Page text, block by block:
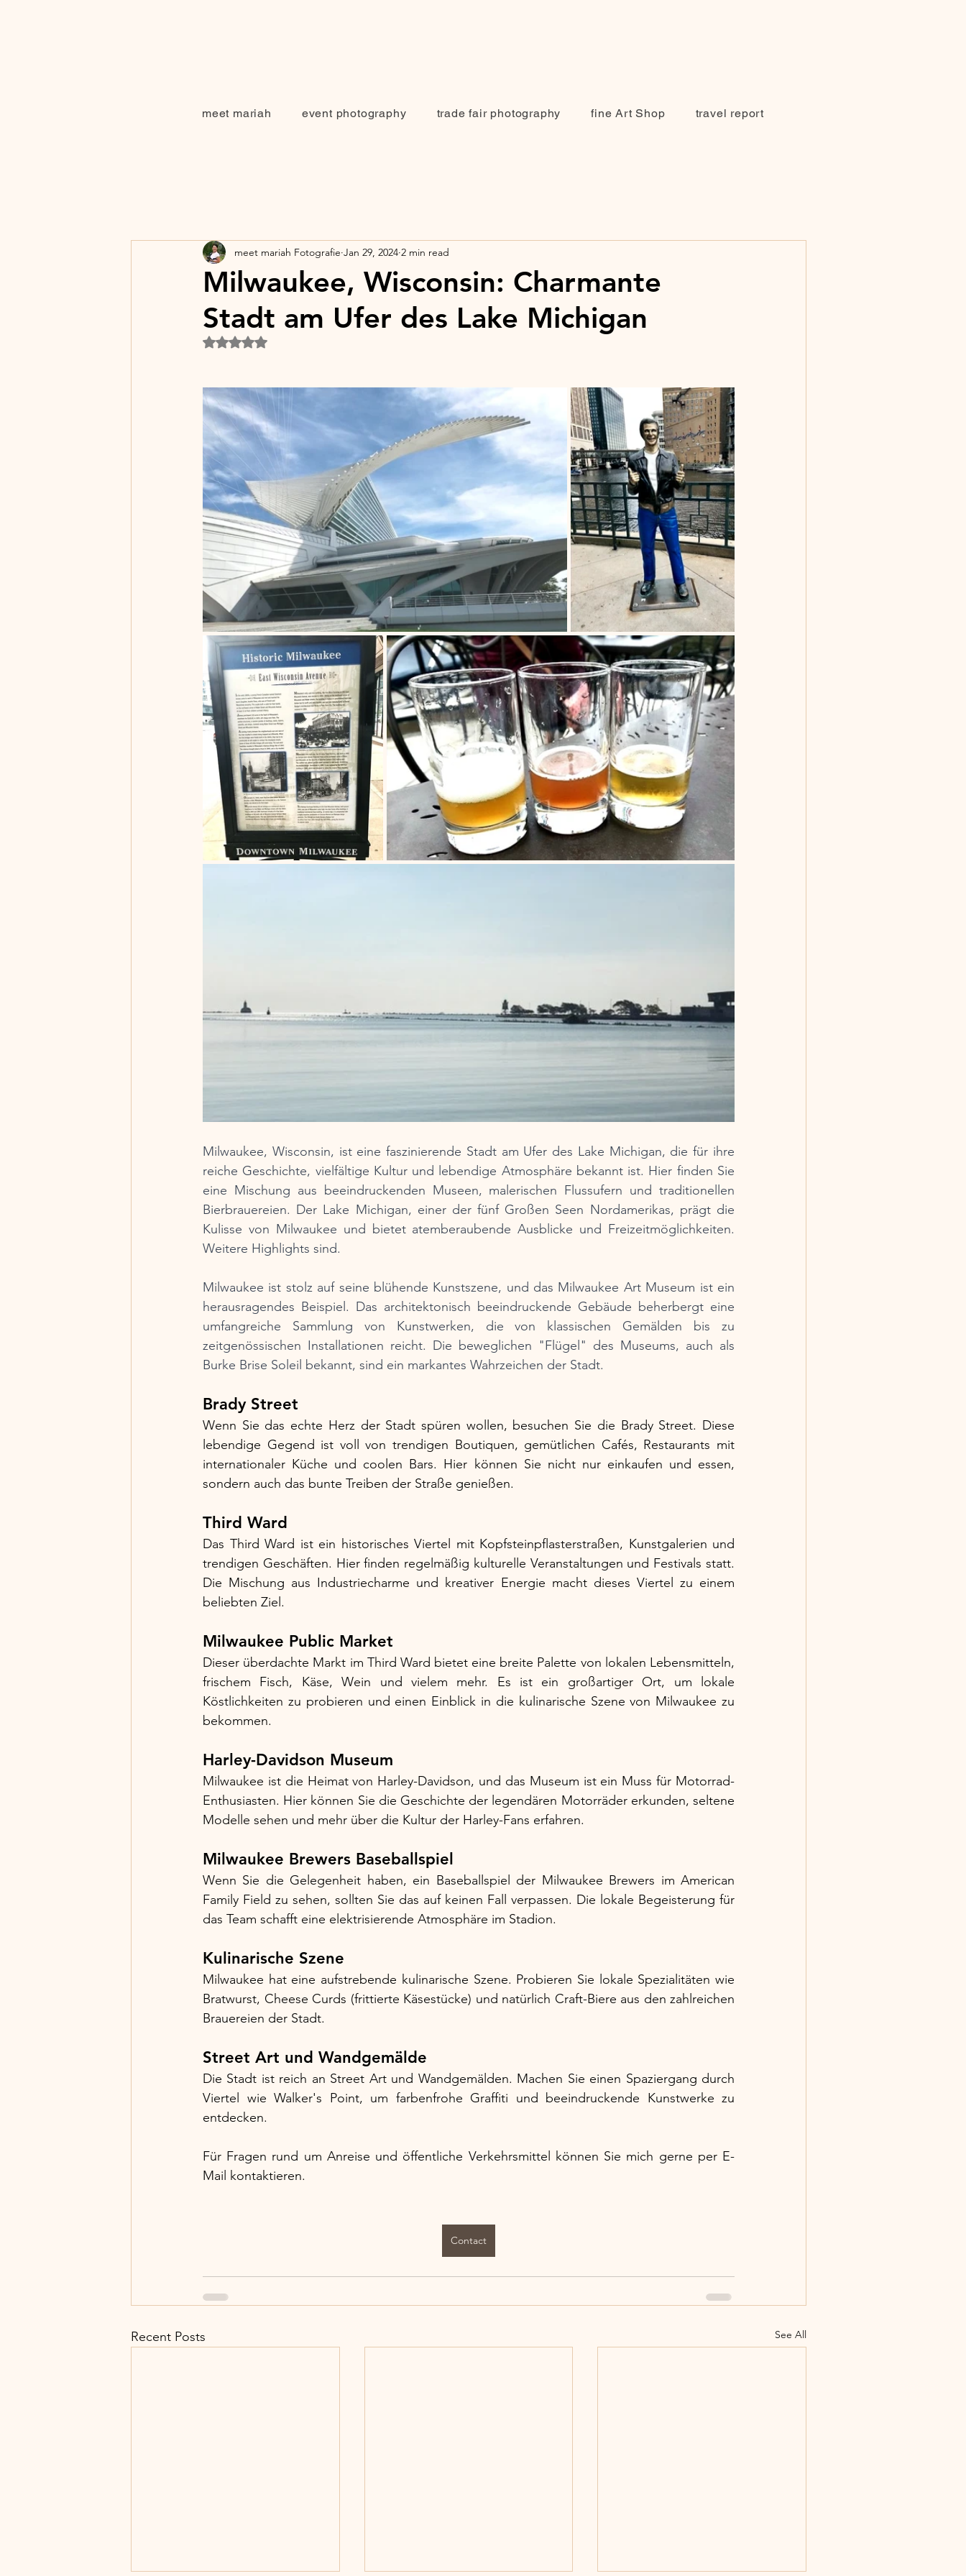
meet mariah event photography trade fair photography fine Art Shop travel report
Milwaukee, Wisconsin: Charmante
Stadt am Ufer des Lake Michigan
meet mariah Fotografie Jan 29, 2024 2 min read
Rated NaN out of 5 stars.
Milwaukee, Wisconsin, ist eine faszinierende Stadt am Ufer des Lake Michigan, die für ihre
reiche Geschichte, vielfältige Kultur und lebendige Atmosphäre bekannt ist. Hier finden Sie
eine Mischung aus beeindruckenden Museen, malerischen Flussufern und traditionellen
Bierbrauereien. Der Lake Michigan, einer der fünf Großen Seen Nordamerikas, prägt die
Kulisse von Milwaukee und bietet atemberaubende Ausblicke und Freizeitmöglichkeiten.
Weitere Highlights sind.
Milwaukee ist stolz auf seine blühende Kunstszene, und das Milwaukee Art Museum ist ein
herausragendes Beispiel. Das architektonisch beeindruckende Gebäude beherbergt eine
umfangreiche Sammlung von Kunstwerken, die von klassischen Gemälden bis zu
zeitgenössischen Installationen reicht. Die beweglichen "Flügel" des Museums, auch als
Burke Brise Soleil bekannt, sind ein markantes Wahrzeichen der Stadt.
Brady Street
Wenn Sie das echte Herz der Stadt spüren wollen, besuchen Sie die Brady Street. Diese
lebendige Gegend ist voll von trendigen Boutiquen, gemütlichen Cafés, Restaurants mit
internationaler Küche und coolen Bars. Hier können Sie nicht nur einkaufen und essen,
sondern auch das bunte Treiben der Straße genießen.
Third Ward
Das Third Ward ist ein historisches Viertel mit Kopfsteinpflasterstraßen, Kunstgalerien und
trendigen Geschäften. Hier finden regelmäßig kulturelle Veranstaltungen und Festivals statt.
Die Mischung aus Industriecharme und kreativer Energie macht dieses Viertel zu einem
beliebten Ziel.
Milwaukee Public Market
Dieser überdachte Markt im Third Ward bietet eine breite Palette von lokalen Lebensmitteln,
frischem Fisch, Käse, Wein und vielem mehr. Es ist ein großartiger Ort, um lokale
Köstlichkeiten zu probieren und einen Einblick in die kulinarische Szene von Milwaukee zu
bekommen.
Harley-Davidson Museum
Milwaukee ist die Heimat von Harley-Davidson, und das Museum ist ein Muss für Motorrad-
Enthusiasten. Hier können Sie die Geschichte der legendären Motorräder erkunden, seltene
Modelle sehen und mehr über die Kultur der Harley-Fans erfahren.
Milwaukee Brewers Baseballspiel
Wenn Sie die Gelegenheit haben, ein Baseballspiel der Milwaukee Brewers im American
Family Field zu sehen, sollten Sie das auf keinen Fall verpassen. Die lokale Begeisterung für
das Team schafft eine elektrisierende Atmosphäre im Stadion.
Kulinarische Szene
Milwaukee hat eine aufstrebende kulinarische Szene. Probieren Sie lokale Spezialitäten wie
Bratwurst, Cheese Curds (frittierte Käsestücke) und natürlich Craft-Biere aus den zahlreichen
Brauereien der Stadt.
Street Art und Wandgemälde
Die Stadt ist reich an Street Art und Wandgemälden. Machen Sie einen Spaziergang durch
Viertel wie Walker's Point, um farbenfrohe Graffiti und beeindruckende Kunstwerke zu
entdecken.
Für Fragen rund um Anreise und öffentliche Verkehrsmittel können Sie mich gerne per E-
Mail kontaktieren.
Contact
Recent Posts See All